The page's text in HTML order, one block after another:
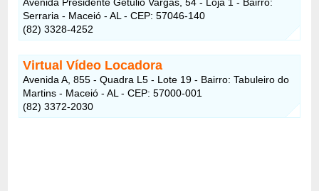
Serraria - Maceió - AL - CEP: 57046-140
(82) 3328-4252
Virtual Vídeo Locadora
Avenida A, 855 - Quadra L5 - Lote 19 - Bairro: Tabuleiro do
Martins - Maceió - AL - CEP: 57000-001
(82) 3372-2030